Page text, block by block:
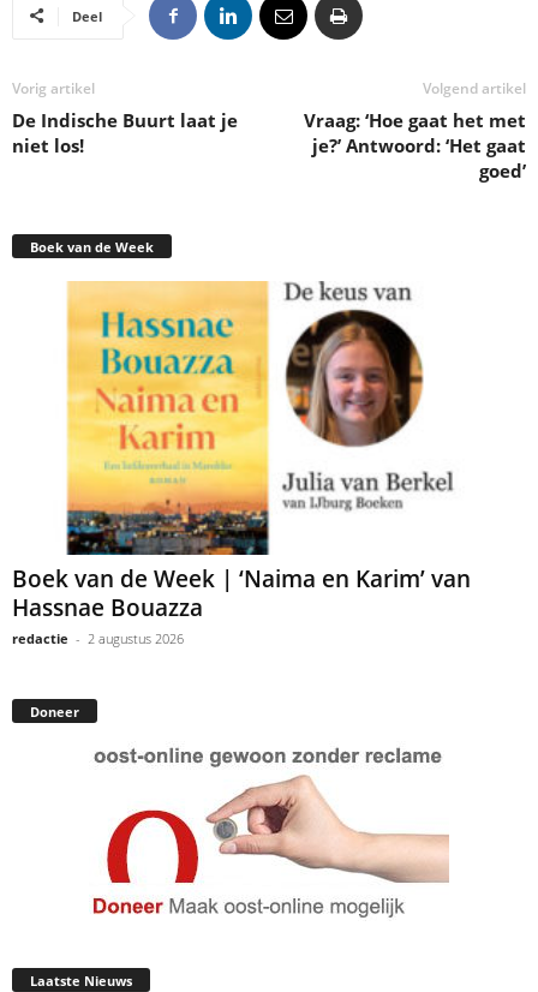
Deel
Vorig artikel
De Indische Buurt laat je
niet los!
Volgend artikel
Vraag: ‘Hoe gaat het met
je?’ Antwoord: ‘Het gaat
goed’
Boek van de Week
Boek van de Week | ‘Naima en Karim’ van
Hassnae Bouazza
redactie - 2 augustus 2026
Doneer
Laatste Nieuws